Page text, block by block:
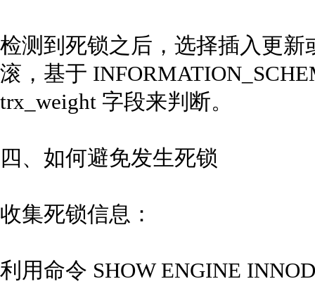
检测到死锁之后，选择插入更
滚，基于
trx_weight 字段来判断。
四、如何避免发生死锁
收集死锁信息：
利用命令 SHOW ENGINE